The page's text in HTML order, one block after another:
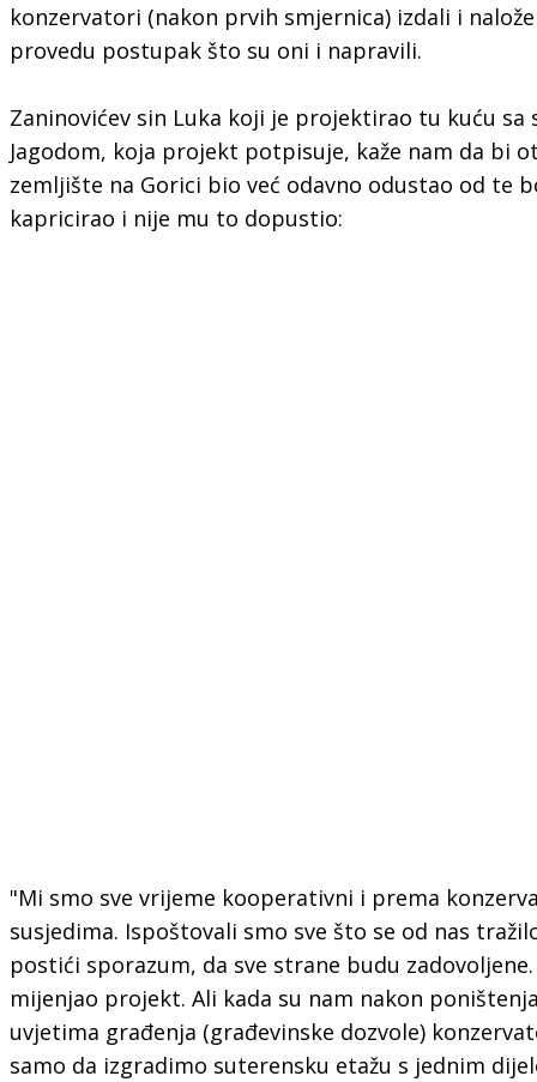
konzervatori (nakon prvih smjernica) izdali i
provedu postupak što su oni i napravili.
Zaninovićev sin Luka koji je projektirao tu kuću sa
Jagodom, koja projekt potpisuje, kaže nam da bi
zemljište na Gorici bio već odavno odustao od te
kapricirao i nije mu to dopustio:
"Mi smo sve vrijeme kooperativni i prema
susjedima. Ispoštovali smo sve što se od nas
postići sporazum, da sve strane budu
mijenjao projekt. Ali kada su nam nakon
uvjetima građenja (građevinske dozvole)
samo da izgradimo suterensku etažu s jednim